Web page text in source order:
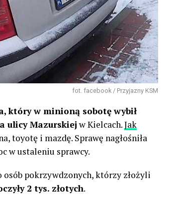
fot. facebook / Przyjazny KSM
który w minioną sobotę wybił
ulicy Mazurskiej w Kielcach.Jak
toyotę i mazdę. Sprawę nagłośniła
w ustaleniu sprawcy.
pokrzywdzonych, którzy złożyli
2 tys. złotych.